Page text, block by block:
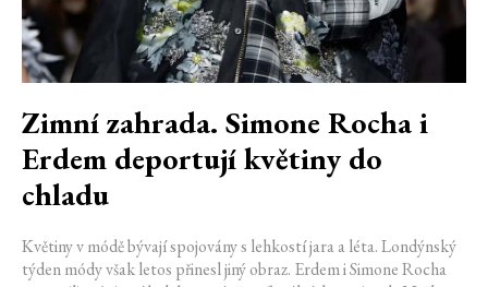
Zimní zahrada. Simone Rocha i
Erdem deportují květiny do
chladu
Květiny v módě bývají spojovány s lehkostí jara a léta. Londýnský
týden módy však letos přinesl jiný obraz. Erdem i Simone Rocha